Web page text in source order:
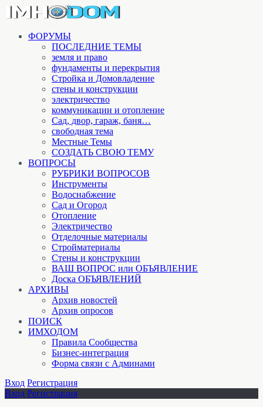
ФОРУМЫ
ПОСЛЕДНИЕ ТЕМЫ
земля и право
фундаменты и перекрытия
Стройка и Домовладение
стены и конструкции
электричество
коммуникации и отопление
Cад, двор, гараж, баня…
свободная тема
Местные Темы
СОЗДАТЬ СВОЮ ТЕМУ
ВОПРОСЫ
РУБРИКИ ВОПРОСОВ
Инструменты
Водоснабжение
Сад и Огород
Отопление
Электричество
Отделочные материалы
Стройматериалы
Стены и конструкции
ВАШ ВОПРОС или ОБЪЯВЛЕНИЕ
Доска ОБЪЯВЛЕНИЙ
АРХИВЫ
Архив новостей
Архив опросов
ПОИСК
ИМХОДОМ
Правила Сообщества
Бизнес-интеграция
Форма связи с Админами
Вход Регистрация
Вход Регистрация